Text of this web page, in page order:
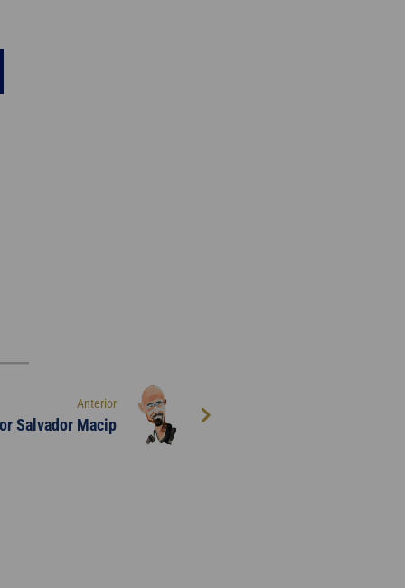
Anterior
Salvador Macip